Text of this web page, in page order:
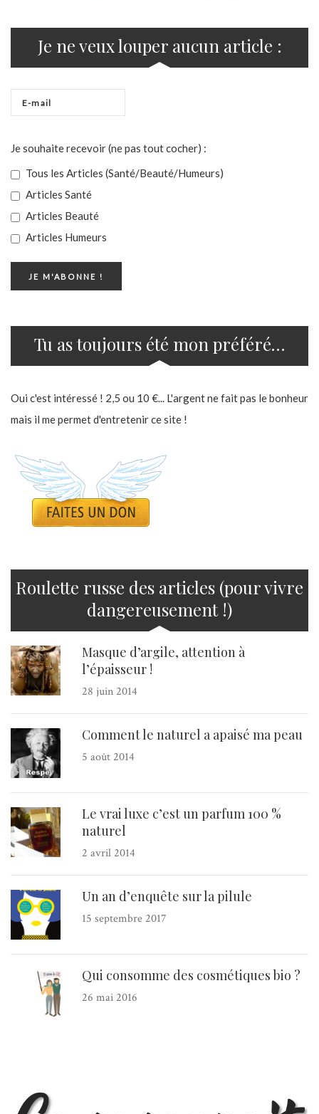
Je ne veux louper aucun article :
Je souhaite recevoir (ne pas tout cocher) :
Tous les Articles (Santé/Beauté/Humeurs)
Articles Santé
Articles Beauté
Articles Humeurs
Tu as toujours été mon préféré…
Oui c'est intéressé ! 2,5 ou 10 €... L'argent ne fait pas le bonheur
mais il me permet d'entretenir ce site !
Roulette russe des articles (pour vivre
dangereusement !)
Masque d’argile, attention à
l’épaisseur !
28 juin 2014
Comment le naturel a apaisé ma peau
5 août 2014
Le vrai luxe c’est un parfum 100 %
naturel
2 avril 2014
Un an d’enquête sur la pilule
15 septembre 2017
Qui consomme des cosmétiques bio ?
26 mai 2016